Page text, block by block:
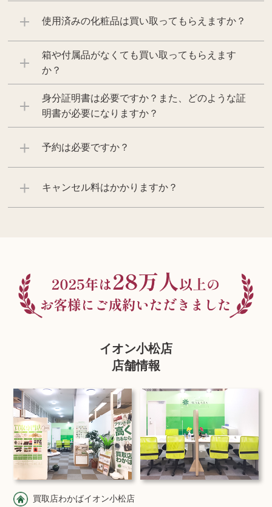
使用済みの化粧品は買い取ってもらえますか？
箱や付属品がなくても買い取ってもらえます
か？
身分証明書は必要ですか？また、どのような証
明書が必要になりますか？
予約は必要ですか？
キャンセル料はかかりますか？
イオン小松店
店舗情報
買取店わかばイオン小松店